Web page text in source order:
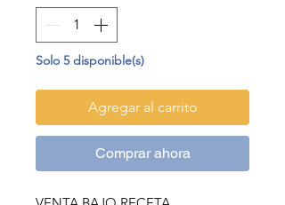
Solo 5 disponible(s)
Agregar al carrito
Comprar ahora